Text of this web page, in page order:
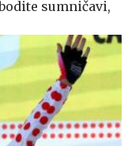
sumničavi,